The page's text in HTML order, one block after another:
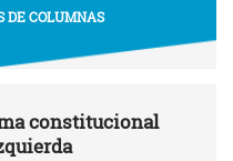
DE COLUMNAS
constitucional